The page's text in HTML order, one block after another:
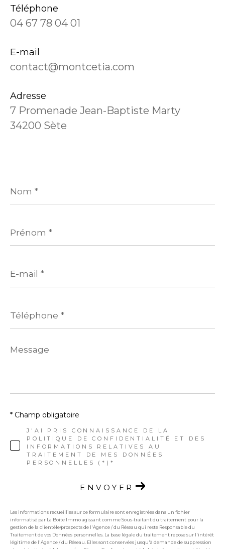
Téléphone
04 67 78 04 01
E-mail
contact@montcetia.com
Adresse
7 Promenade Jean-Baptiste Marty
34200 Sète
*
*
mail
*
*
Message
*
J'AI PRIS CONNAISSANCE DE LA
POLITIQUE DE CONFIDENTIALITÉ ET DES
INFORMATIONS RELATIVES AU
TRAITEMENT DE MES DONNÉES
PERSONNELLES (*)*
* Champ obligatoire
ENVOYER
Les informations recueillies sur ce formulaire sont enregistrées dans un fichier
informatisé par La Boite Immo agissant comme Sous-traitant du traitement pour la
gestion de la clientèle/prospects de l'Agence / du Réseau qui reste Responsable du
Traitement de vos Données personnelles. La base légale du traitement repose sur l'intérêt
légitime de l'Agence / du Réseau. Elles sont conservées jusqu'à demande de suppression